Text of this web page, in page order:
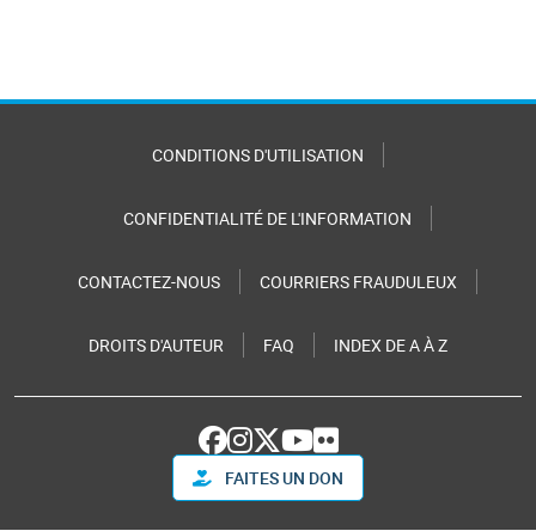
CONDITIONS D'UTILISATION
CONFIDENTIALITÉ DE L'INFORMATION
CONTACTEZ-NOUS COURRIERS FRAUDULEUX
DROITS D'AUTEUR FAQ INDEX DE A À Z
FAITES UN DON